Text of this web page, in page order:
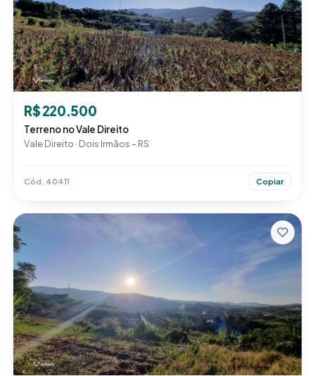
R$ 220.500
Terreno no Vale Direito
Vale Direito · Dois Irmãos – RS
Cód. 40411 Copiar